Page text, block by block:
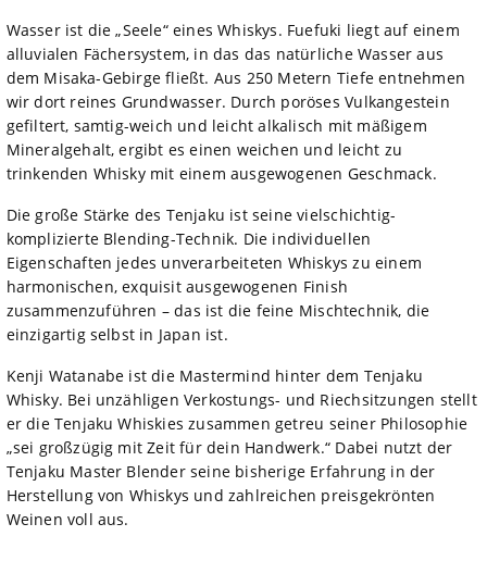
Wasser ist die „Seele“ eines Whiskys. Fuefuki liegt auf einem
alluvialen Fächersystem, in das das natürliche Wasser aus
dem Misaka-Gebirge fließt. Aus 250 Metern Tiefe entnehmen
wir dort reines Grundwasser. Durch poröses Vulkangestein
gefiltert, samtig-weich und leicht alkalisch mit mäßigem
Mineralgehalt, ergibt es einen weichen und leicht zu
trinkenden Whisky mit einem ausgewogenen Geschmack.
Die große Stärke des Tenjaku ist seine vielschichtig-
komplizierte Blending-Technik. Die individuellen
Eigenschaften jedes unverarbeiteten Whiskys zu einem
harmonischen, exquisit ausgewogenen Finish
zusammenzuführen – das ist die feine Mischtechnik, die
einzigartig selbst in Japan ist.
Kenji Watanabe ist die Mastermind hinter dem Tenjaku
Whisky. Bei unzähligen Verkostungs- und Riechsitzungen stellt
er die Tenjaku Whiskies zusammen getreu seiner Philosophie
„sei großzügig mit Zeit für dein Handwerk.“ Dabei nutzt der
Tenjaku Master Blender seine bisherige Erfahrung in der
Herstellung von Whiskys und zahlreichen preisgekrönten
Weinen voll aus.